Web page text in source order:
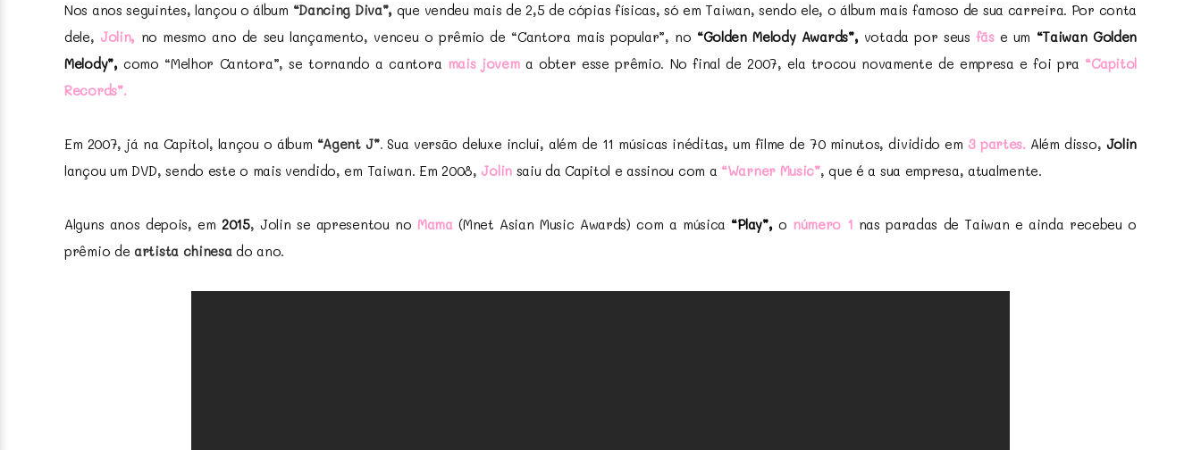
Nos anos seguintes, lançou o álbum “Dancing Diva”, que vendeu mais de 2,5 de cópias físicas, só em Taiwan, sendo ele, o álbum mais famoso de sua carreira. Por conta
dele, Jolin, no mesmo ano de seu lançamento, venceu o prêmio de “Cantora mais popular”, no “Golden Melody Awards”, votada por seus fãs e um “Taiwan Golden
Melody”, como “Melhor Cantora”, se tornando a cantora mais jovem a obter esse prêmio. No final de 2007, ela trocou novamente de empresa e foi pra “Capitol
Records”.
Em 2007, já na Capitol, lançou o álbum “Agent J”.Sua versão deluxe inclui, além de 11 músicas inéditas, um filme de 70 minutos, dividido em 3 partes.Além disso, Jolin
lançou um DVD, sendo este o mais vendido, em Taiwan. Em 2008, Jolin saiu da Capitol e assinou com a “Warner Music”, que é a sua empresa, atualmente.
Alguns anos depois, em 2015, Jolin se apresentou no Mama(Mnet Asian Music Awards) com a música “Play”, o número 1 nas paradas de Taiwan e ainda recebeu o
prêmio de artista chinesado ano.